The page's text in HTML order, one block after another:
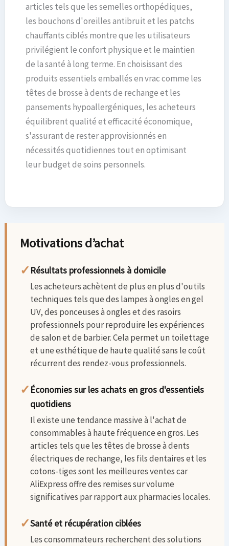
articles tels que les semelles orthopédiques,
les bouchons d'oreilles antibruit et les patchs
chauffants ciblés montre que les utilisateurs
privilégient le confort physique et le maintien
de la santé à long terme. En choisissant des
produits essentiels emballés en vrac comme les
têtes de brosse à dents de rechange et les
pansements hypoallergéniques, les acheteurs
équilibrent qualité et efficacité économique,
s'assurant de rester approvisionnés en
nécessités quotidiennes tout en optimisant
leur budget de soins personnels.
Motivations d’achat
✓ Résultats professionnels à domicile
Les acheteurs achètent de plus en plus d'outils
techniques tels que des lampes à ongles en gel
UV, des ponceuses à ongles et des rasoirs
professionnels pour reproduire les expériences
de salon et de barbier. Cela permet un toilettage
et une esthétique de haute qualité sans le coût
récurrent des rendez-vous professionnels.
✓ Économies sur les achats en gros d'essentiels
quotidiens
Il existe une tendance massive à l'achat de
consommables à haute fréquence en gros. Les
articles tels que les têtes de brosse à dents
électriques de rechange, les fils dentaires et les
cotons-tiges sont les meilleures ventes car
AliExpress offre des remises sur volume
significatives par rapport aux pharmacies locales.
✓Santé et récupération ciblées
Les consommateurs recherchent des solutions